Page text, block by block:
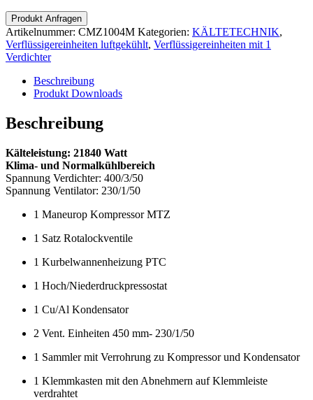
Produkt Anfragen
Artikelnummer: CMZ1004M Kategorien: KÄLTETECHNIK,
Verflüssigereinheiten luftgekühlt, Verflüssigereinheiten mit 1
Verdichter
Beschreibung
Produkt Downloads
Beschreibung
Kälteleistung: 21840 Watt
Klima- und Normalkühlbereich
Spannung Verdichter: 400/3/50
Spannung Ventilator: 230/1/50
1 Maneurop Kompressor MTZ
1 Satz Rotalockventile
1 Kurbelwannenheizung PTC
1 Hoch/Niederdruckpressostat
1 Cu/Al Kondensator
2 Vent. Einheiten 450 mm- 230/1/50
1 Sammler mit Verrohrung zu Kompressor und Kondensator
1 Klemmkasten mit den Abnehmern auf Klemmleiste
verdrahtet